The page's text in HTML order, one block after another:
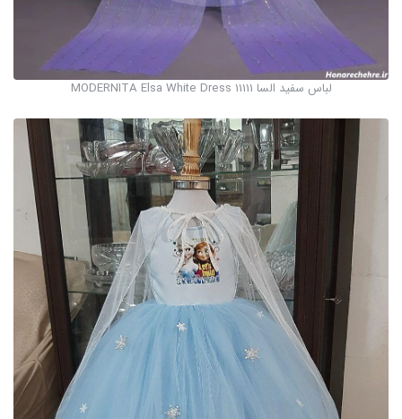
لباس سفید السا MODERNITA Elsa White Dress 11111